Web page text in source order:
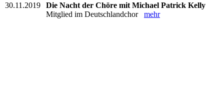
30.11.2019
Die Nacht der Chöre mit Michael Patrick Kelly
Mitglied im Deutschlandchor mehr